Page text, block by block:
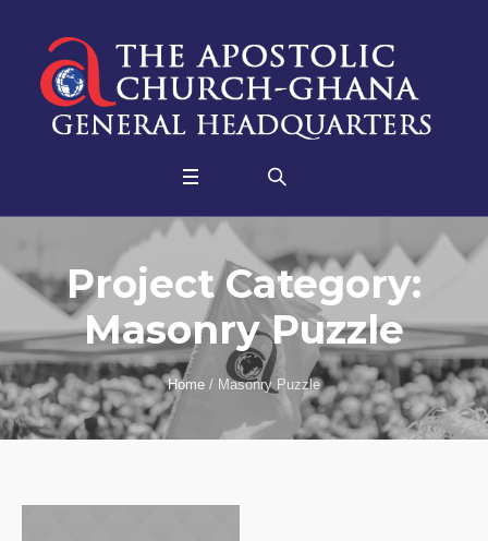
Project Category:
Masonry Puzzle
Home / Masonry Puzzle